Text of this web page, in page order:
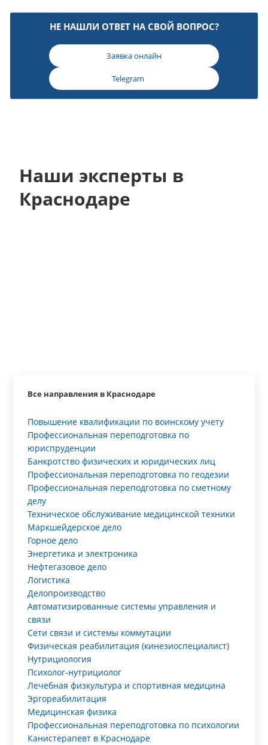
НЕ НАШЛИ ОТВЕТ НА СВОЙ ВОПРОС?
Заявка онлайн
Telegram
Наши эксперты в
Краснодаре
Все направления в Краснодаре
Повышение квалификации по воинскому учету
Профессиональная переподготовка по
юриспруденции
Банкротство физических и юридических лиц
Профессиональная переподготовка по геодезии
Профессиональная переподготовка по сметному
делу
Техническое обслуживание медицинской техники
Маркшейдерское дело
Горное дело
Энергетика и электроника
Нефтегазовое дело
Логистика
Делопроизводство
Автоматизированные системы управления и
связи
Сети связи и системы коммутации
Физическая реабилитация (кинезиоспециалист)
Нутрициология
Психолог-нутрициолог
Лечебная физкультура и спортивная медицина
Эргореабилитация
Медицинская физика
Профессиональная переподготовка по психологии
Канистерапевт в Краснодаре